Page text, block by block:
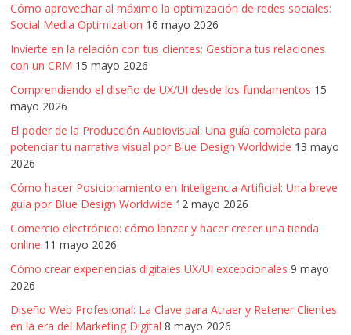
Cómo aprovechar al máximo la optimización de redes sociales:
Social Media Optimization 16 mayo 2026
Invierte en la relación con tus clientes: Gestiona tus relaciones
con un CRM 15 mayo 2026
Comprendiendo el diseño de UX/UI desde los fundamentos 15
mayo 2026
El poder de la Producción Audiovisual: Una guía completa para
potenciar tu narrativa visual por Blue Design Worldwide 13 mayo
2026
Cómo hacer Posicionamiento en Inteligencia Artificial: Una breve
guía por Blue Design Worldwide 12 mayo 2026
Comercio electrónico: cómo lanzar y hacer crecer una tienda
online 11 mayo 2026
Cómo crear experiencias digitales UX/UI excepcionales 9 mayo
2026
Diseño Web Profesional: La Clave para Atraer y Retener Clientes
en la era del Marketing Digital 8 mayo 2026